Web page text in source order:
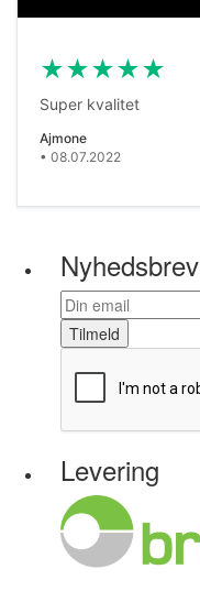
★★★★★
Super kvalitet
Ajmone
• 08.07.2022
Nyhedsbrev
Tilmeld
Levering